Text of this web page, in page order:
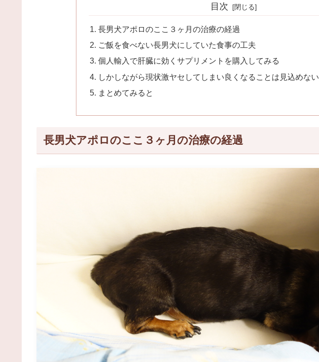
目次
長男犬アポロのここ３ヶ月の治療の経過
ご飯を食べない長男犬にしていた食事の工夫
個人輸入で肝臓に効くサプリメントを購入してみる
しかしながら現状激ヤセしてしまい良くなることは見込めない
まとめてみると
長男犬アポロのここ３ヶ月の治療の経過